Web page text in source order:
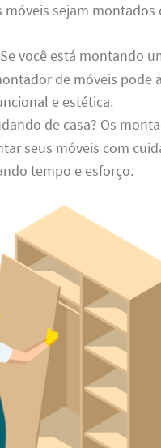
sejam
você está montando
de móveis pode
e estética.
de casa? Os
seus móveis com
tempo e esforço.